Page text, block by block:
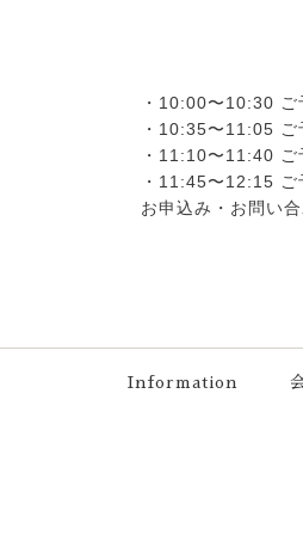
・10:00〜10:30 ご
・10:35〜11:05 ご
・11:10〜11:40 ご
・11:45〜12:15 ご
お申込み・お問い
Information